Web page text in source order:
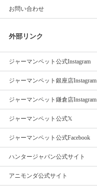
お問い合わせ
外部リンク
ジャーマンペット公式Instagram
ジャーマンペット銀座店Instagram
ジャーマンペット鎌倉店Instagram
ジャーマンペット公式𝕏
ジャーマンペット公式Facebook
ハンタージャパン公式サイト
アニモンダ公式サイト